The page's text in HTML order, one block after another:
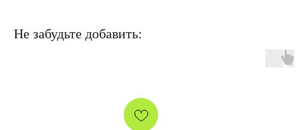
Не забудьте добавить: